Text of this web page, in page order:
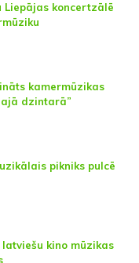
Liepājas koncertzālē
kamermūzikas
dzintarā”
pikniks pulcē
kino mūzikas